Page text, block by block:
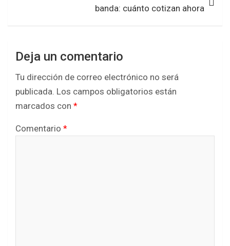
banda: cuánto cotizan ahora
Deja un comentario
Tu dirección de correo electrónico no será
publicada. Los campos obligatorios están
marcados con *
Comentario *